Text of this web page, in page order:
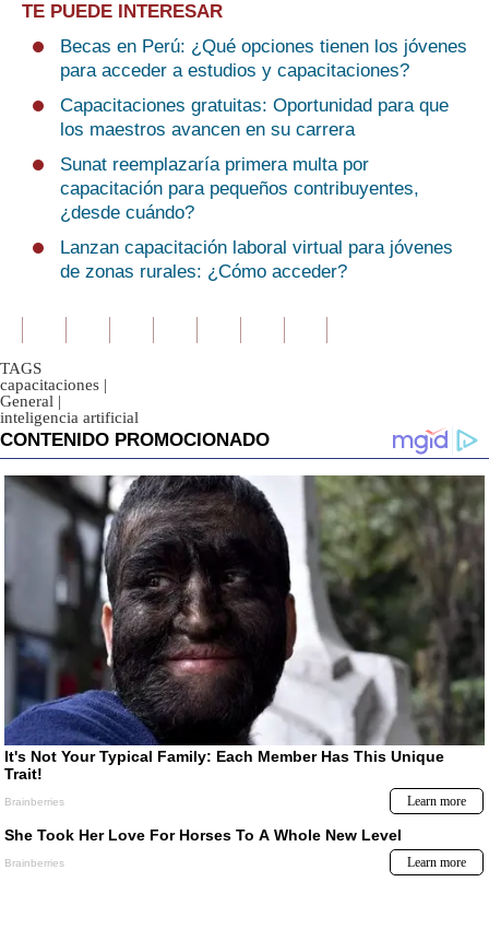
TE PUEDE INTERESAR
Becas en Perú: ¿Qué opciones tienen los jóvenes
para acceder a estudios y capacitaciones?
Capacitaciones gratuitas: Oportunidad para que
los maestros avancen en su carrera
Sunat reemplazaría primera multa por
capacitación para pequeños contribuyentes,
¿desde cuándo?
Lanzan capacitación laboral virtual para jóvenes
de zonas rurales: ¿Cómo acceder?
TAGS
capacitaciones |
General |
inteligencia artificial